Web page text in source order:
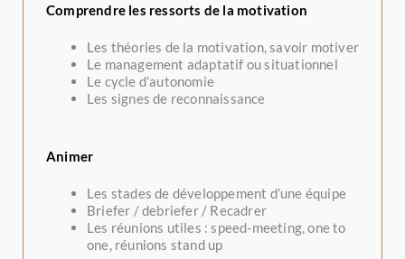
Comprendre les ressorts de la motivation
Les théories de la motivation, savoir motiver
Le management adaptatif ou situationnel
Le cycle d’autonomie
Les signes de reconnaissance
Animer
Les stades de développement d’une équipe
Briefer / debriefer / Recadrer
Les réunions utiles : speed-meeting, one to
one, réunions stand up